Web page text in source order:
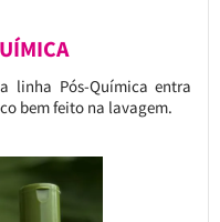
linha Pós-Química entra
bem feito na lavagem.